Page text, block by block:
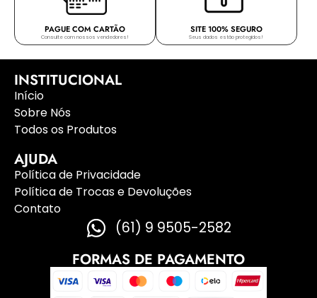
PAGUE COM CARTÃO
Consulte com nossos vendedores!
SITE 100% SEGURO
Seus dados estão protegidos!
INSTITUCIONAL
Início
Sobre Nós
Todos os Produtos
AJUDA
Política de Privacidade
Política de Trocas e Devoluções
Contato
(61) 9 9505-2582
FORMAS DE PAGAMENTO